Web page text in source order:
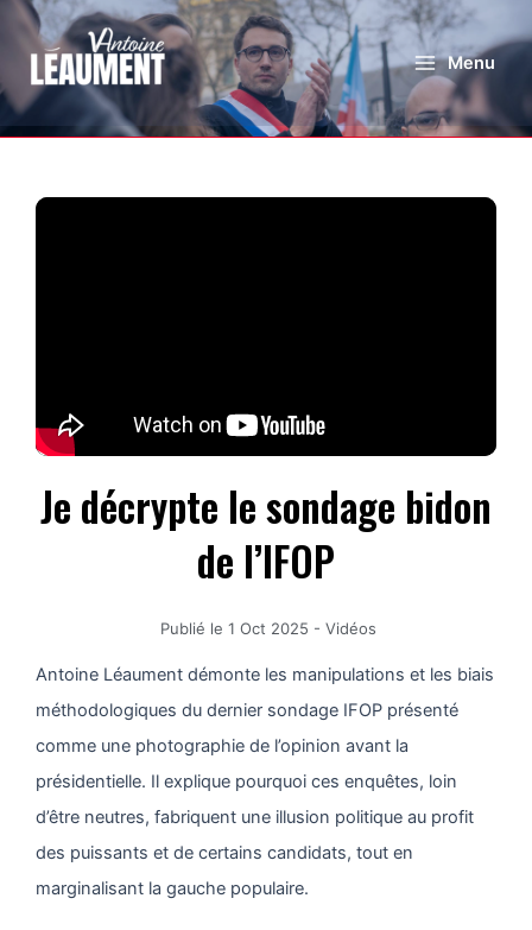
Menu
Je décrypte le sondage bidon
de l’IFOP
Publié le 1 Oct 2025 - Vidéos
Antoine Léaument démonte les manipulations et les biais
méthodologiques du dernier sondage IFOP présenté
comme une photographie de l’opinion avant la
présidentielle. Il explique pourquoi ces enquêtes, loin
d’être neutres, fabriquent une illusion politique au profit
des puissants et de certains candidats, tout en
marginalisant la gauche populaire.